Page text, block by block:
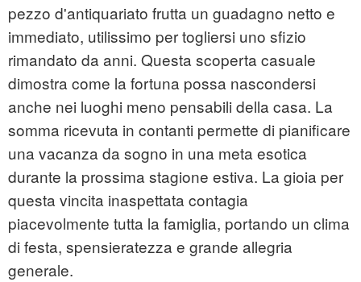
pezzo d'antiquariato frutta un guadagno netto e
immediato, utilissimo per togliersi uno sfizio
rimandato da anni. Questa scoperta casuale
dimostra come la fortuna possa nascondersi
anche nei luoghi meno pensabili della casa. La
somma ricevuta in contanti permette di pianificare
una vacanza da sogno in una meta esotica
durante la prossima stagione estiva. La gioia per
questa vincita inaspettata contagia
piacevolmente tutta la famiglia, portando un clima
di festa, spensieratezza e grande allegria
generale.